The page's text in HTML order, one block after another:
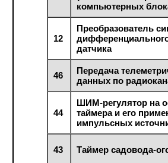
компьютерных
12
Преобразователь
датчика
46
Передача
данных по
44
ШИМ-регулятор на
таймера и его
импульсных
43 Таймер садовода-